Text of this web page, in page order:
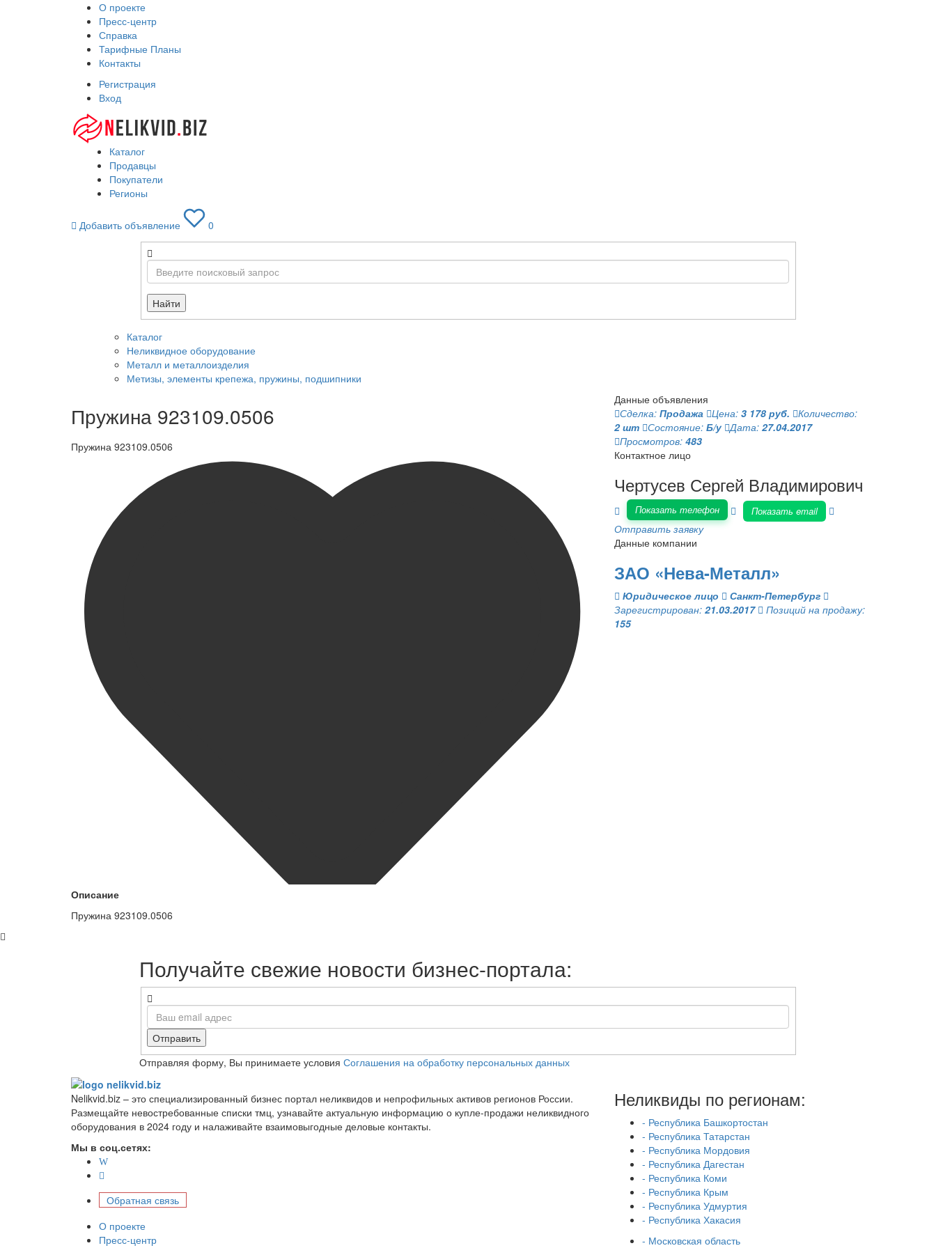
О проекте
Пресс-центр
Справка
Тарифные Планы
Контакты
Регистрация
Вход
Каталог
Продавцы
Покупатели
Регионы
Добавить объявление 0
Найти
Каталог
Неликвидное оборудование
Металл и металлоизделия
Метизы, элементы крепежа, пружины, подшипники
Пружина 923109.0506
Пружина 923109.0506
Описание
Пружина 923109.0506
Данные объявления
Сделка: Продажа Цена: 3 178 руб.
Количество:
2 шт Состояние: Б/у Дата: 27.04.2017
Просмотров: 483
Контактное лицо
Чертусев Сергей Владимирович
Показать телефон Показать email
Отправить заявку
Данные компании
ЗАО «Нева-Металл»
Юридическое лицо
Санкт-Петербург
Зарегистрирован: 21.03.2017
Позиций на продажу:
155
Получайте свежие новости бизнес-портала:
Отправить
Отправляя форму, Вы принимаете условия Соглашения на обработку персональных данных
Неликвиды по регионам:
- Республика Башкортостан
- Республика Татарстан
- Республика Мордовия
- Республика Дагестан
- Республика Коми
- Республика Крым
- Республика Удмуртия
- Республика Хакасия
- Московская область
Nelikvid.biz – это специализированный бизнес портал неликвидов и непрофильных активов регионов России.
Размещайте невостребованные списки тмц, узнавайте актуальную информацию о купле-продажи неликвидного
оборудования в 2024 году и налаживайте взаимовыгодные деловые контакты.
Мы в соц.сетях:
Обратная связь
О проекте
Пресс-центр